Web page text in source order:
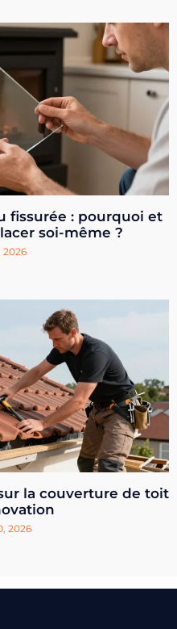
fissurée : pourquoi et
soi-même ?
2026
la couverture de toit
2026